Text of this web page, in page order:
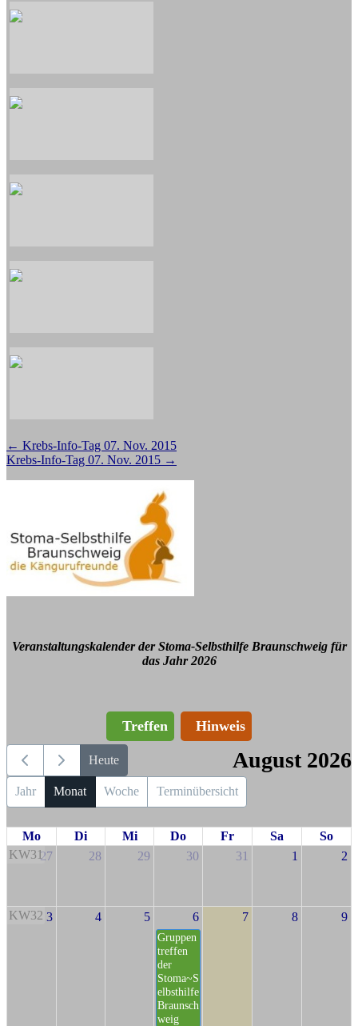
Beitragsnavigation
← Krebs-Info-Tag 07. Nov. 2015
Krebs-Info-Tag 07. Nov. 2015 →
Veranstaltungskalender der Stoma-Selbsthilfe Braunschweig für
das Jahr 2026
Treffen Hinweis
Heute August 2026
Jahr Monat Woche Terminübersicht
Mo Di Mi Do Fr Sa
So
KW3127 28 29 30 31 1 2
KW32 3 4 5 6
Gruppen
treffen
der
Stoma~S
elbsthilfe
Braunsch
weig
7 8 9